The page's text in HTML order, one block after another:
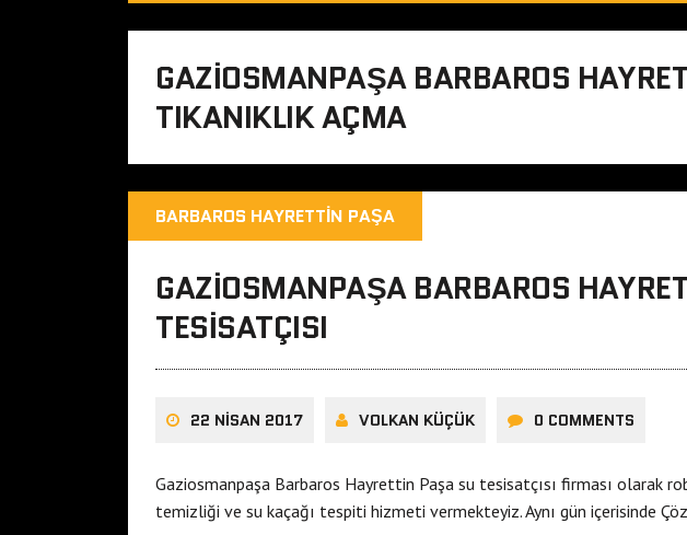
GAZIOSMANPAŞA BARBAROS
TIKANIKLIK AÇMA
BARBAROS HAYRETTIN PAŞA
GAZIOSMANPAŞA BARBAROS
TESISATÇISI
22 NISAN 2017 VOLKAN KÜÇÜK 0 COMMENTS
Gaziosmanpaşa Barbaros Hayrettin Paşa su tesisatçısı firması olarak
temizliği ve su kaçağı tespiti hizmeti vermekteyiz. Aynı gün içerisinde